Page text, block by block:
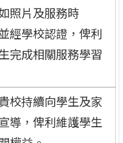
照片及服務時
經學校認證，俾利
完成相關服務學習
校持續向學生及家
導，俾利維護學生